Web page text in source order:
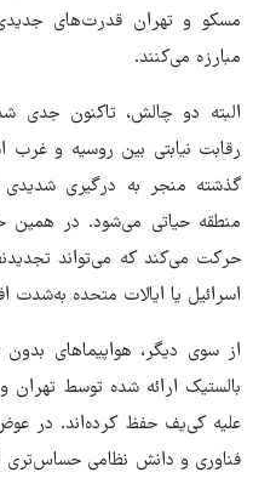
مسکو و تهران قدرت‌های
مبارزه می‌کنند.
البته دو چالش، تاکنون جدی
رقابت نیابتی بین روسیه و
گذشته منجر به درگیری
منطقه حیاتی می‌شود. در همین
حرکت می‌کند که می‌تواند
اسرائیل یا ایالات متحده به‌شدت
از سوی دیگر، هواپیماهای
بالستیک ارائه شده توسط
علیه کی‌یف حفظ کرده‌اند. در
فناوری و دانش نظامی حساس‌تری